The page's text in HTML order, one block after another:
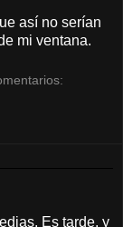
así no serían
mi ventana.
Es tarde, y